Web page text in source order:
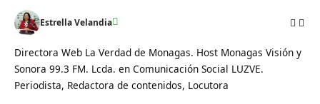
Estrella Velandia
Directora Web La Verdad de Monagas. Host Monagas Visión y
Sonora 99.3 FM. Lcda. en Comunicación Social LUZVE.
Periodista, Redactora de contenidos, Locutora